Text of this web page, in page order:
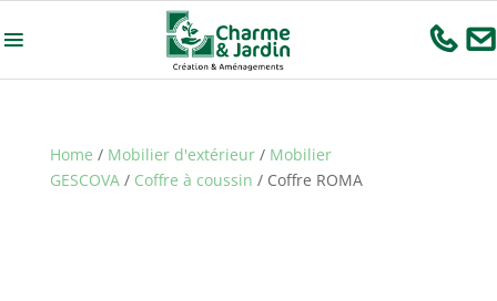
Home / Mobilier d'extérieur/ Mobilier
GESCOVA/ Coffre à coussin / Coffre ROMA